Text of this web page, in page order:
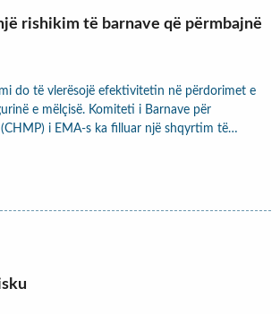
rishikim të barnave që përmbajnë
do të vlerësojë efektivitetin në përdorimet e
e mëlçisë. Komiteti i Barnave për
i EMA-s ka filluar një shqyrtim të…